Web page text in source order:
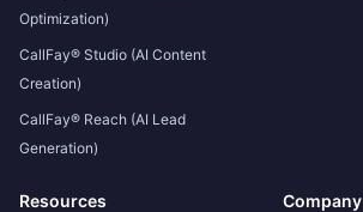
Optimization)
CallFay® Studio (AI Content
Creation)
CallFay® Reach (AI Lead
Generation)
Resources Company